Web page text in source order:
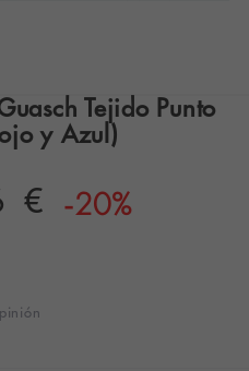
Tejido Punto
y Azul)
€ -20%